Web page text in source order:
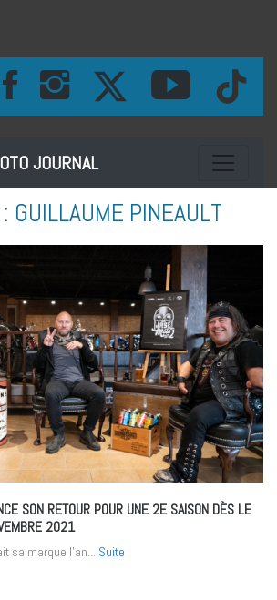
JOURNAL Toggle
GUILLAUME PINEAULT
SON RETOUR POUR UNE 2E SAISON DÈS LE
2021
sa marque l’an... Suite